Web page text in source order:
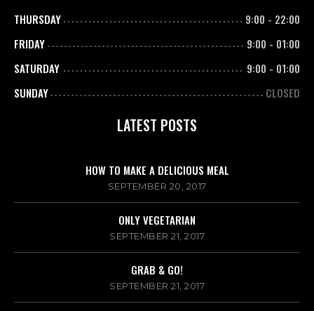
THURSDAY
9:00 - 22:00
FRIDAY
9:00 - 01:00
SATURDAY
9:00 - 01:00
SUNDAY
CLOSED
LATEST POSTS
HOW TO MAKE A DELICIOUS MEAL
SEPTEMBER 20, 2017
ONLY VEGETARIAN
SEPTEMBER 21, 2017
GRAB & GO!
SEPTEMBER 21, 2017